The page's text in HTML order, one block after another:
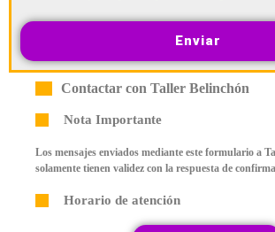
Enviar
Contactar con Taller Belinchón
Nota Importante
Los mensajes enviados mediante este formulario a
solamente tienen validez con la respuesta de
Horario de atención